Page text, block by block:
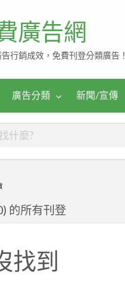
廣告網
行銷成效，免費刊登分類廣告！
廣告分類 新聞/宣傳
的所有刊登
找到